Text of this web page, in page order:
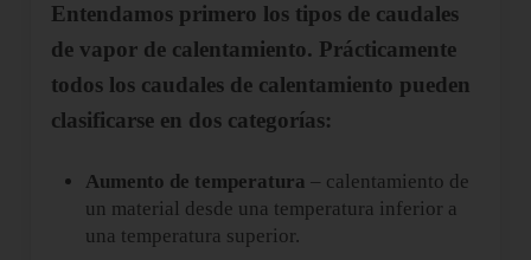
Entendamos primero los tipos de caudales
de vapor de calentamiento. Prácticamente
todos los caudales de calentamiento pueden
clasificarse en dos categorías:
Aumento de temperatura – calentamiento de
un material desde una temperatura inferior a
una temperatura superior.